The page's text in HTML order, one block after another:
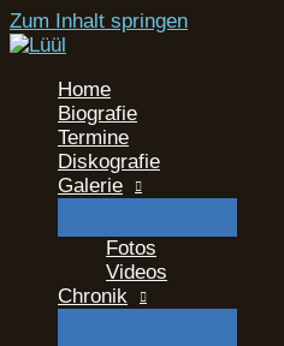
Zum Inhalt springen
Home
Biografie
Termine
Diskografie
Galerie
Fotos
Videos
Chronik